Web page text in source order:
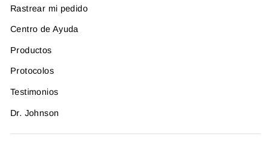
Rastrear mi pedido
Centro de Ayuda
Productos
Protocolos
Testimonios
Dr. Johnson